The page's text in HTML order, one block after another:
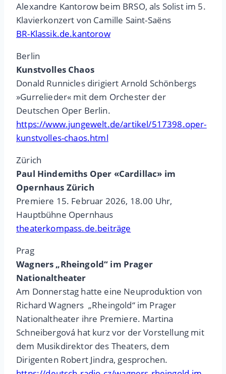
Alexandre Kantorow beim BRSO, als Solist im 5.
Klavierkonzert von Camille Saint-Saëns
BR-Klassik.de.kantorow
Berlin
Kunstvolles Chaos
Donald Runnicles dirigiert Arnold Schönbergs
»Gurrelieder« mit dem Orchester der
Deutschen Oper Berlin.
https://www.jungewelt.de/artikel/517398.oper-
kunstvolles-chaos.html
Zürich
Paul Hindemiths Oper «Cardillac» im
Opernhaus Zürich
Premiere 15. Februar 2026, 18.00 Uhr,
Hauptbühne Opernhaus
theaterkompass.de.beiträge
Prag
Wagners „Rheingold“ im Prager
Nationaltheater
Am Donnerstag hatte eine Neuproduktion von
Richard Wagners „Rheingold“ im Prager
Nationaltheater ihre Premiere. Martina
Schneibergová hat kurz vor der Vorstellung mit
dem Musikdirektor des Theaters, dem
Dirigenten Robert Jindra, gesprochen.